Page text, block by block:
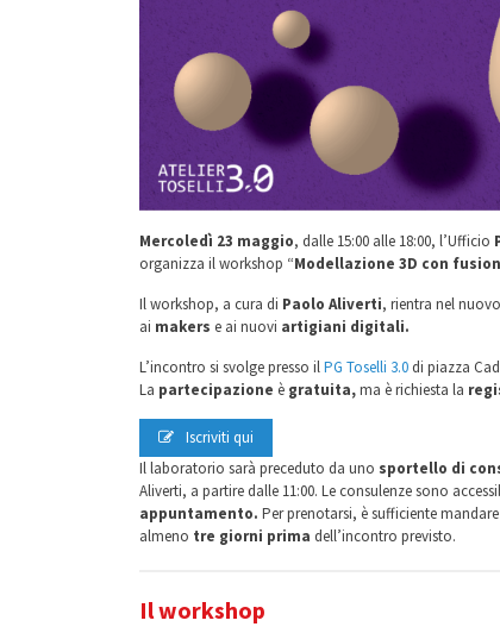
Mercoledì 23 maggio, dalle 15:00 alle 18:00, l’Ufficio
organizza il workshop “Modellazione 3D con
Il workshop, a cura di Paolo Aliverti, rientra nel
ai makers e ai nuovi artigiani digitali.
L’incontro si svolge presso ilPG Toselli 3.0 di piazza
La partecipazione è gratuita,ma è richiesta la
Iscriviti qui
Il laboratorio sarà preceduto da uno sportello di
Aliverti, a partire dalle 11:00. Le consulenze sono
appuntamento. Per prenotarsi, è sufficiente
almeno tre giorni prima dell’incontro previsto.
Il workshop